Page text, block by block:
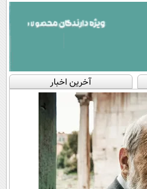
آخرین اخبار